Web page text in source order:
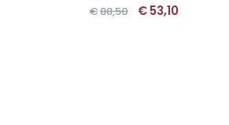
€88,50 Oorspronkelijke
prijs
€53,10